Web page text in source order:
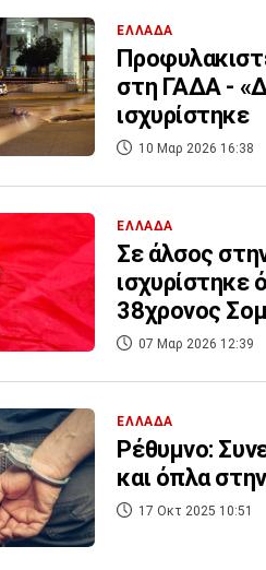
ΕΛΛΑΔΑ
στη ΓΑΔΑ -
ισχυρίστηκε
10 Μαρ 2026 16:38
ΕΛΛΑΔΑ
Σε άλσος
ισχυρίστηκε
38χρονος
07 Μαρ 2026 12:39
ΕΛΛΑΔΑ
Ρέθυμνο:
και όπλα
17 Οκτ 2025 10:51